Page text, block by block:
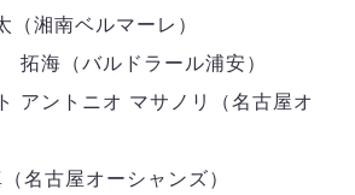
田
ンズ
FOLLOW US!
湘南ベルマーレ）
海（バルドラール浦安）
ントニオ マサノリ（名古屋オ
古屋オーシャンズ）